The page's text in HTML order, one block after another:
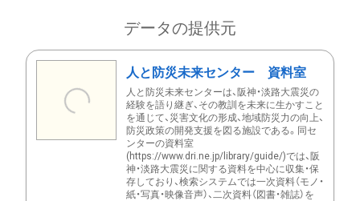
データの提供元
人と防災未来センター 資料室
人と防災未来センターは、阪神・淡路大震災の
経験を語り継ぎ、その教訓を未来に生かすこと
を通じて、災害文化の形成、地域防災力の向上、
防災政策の開発支援を図る施設である。同セ
ンターの資料室
(https://www.dri.ne.jp/library/guide/)では、阪
神・淡路大震災に関する資料を中心に収集・保
存しており、検索システムでは一次資料（モノ・
紙・写真・映像音声）、二次資料（図書・雑誌）を